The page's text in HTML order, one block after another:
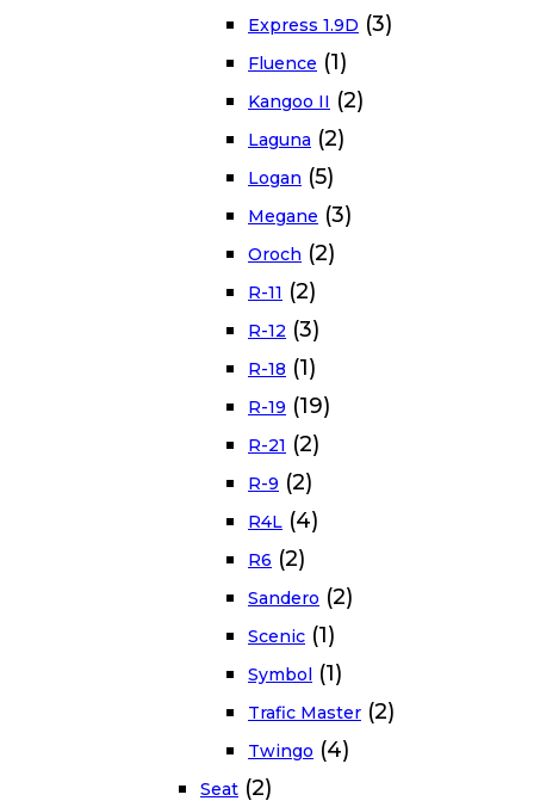
Express 1.9D (3)
Fluence (1)
Kangoo II (2)
Laguna (2)
Logan (5)
Megane (3)
Oroch (2)
R-11 (2)
R-12 (3)
R-18 (1)
R-19 (19)
R-21 (2)
R-9 (2)
R4L (4)
R6 (2)
Sandero (2)
Scenic (1)
Symbol (1)
Trafic Master (2)
Twingo (4)
Seat (2)